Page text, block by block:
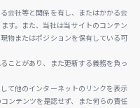
会社等と関係を有し、またはかかる会
す。また、当社は当サイトのコンテン
物またはポジションを保有している可
ことがあり、また更新する義務を負っ
て他のインターネットのリンクを表示
ンテンツを是認せず、また何らの責任